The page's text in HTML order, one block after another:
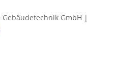
Gebäudetechnik GmbH |